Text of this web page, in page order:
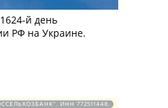
й день
РФ на Украине.
ИНН 772511448.